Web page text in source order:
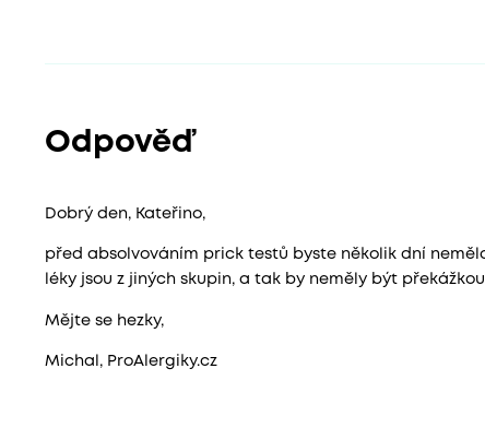
Odpověď
Dobrý den, Kateřino,
před absolvováním prick testů byste několik dní
léky jsou z jiných skupin, a tak by neměly být
Mějte se hezky,
Michal, ProAlergiky.cz